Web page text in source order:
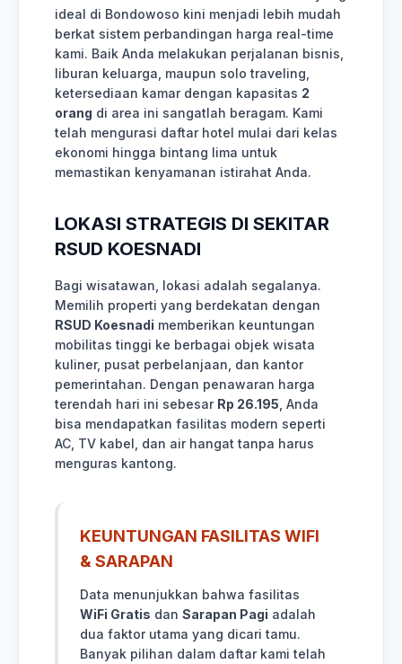
ideal di Bondowoso kini menjadi lebih mudah
berkat sistem perbandingan harga real-time
kami. Baik Anda melakukan perjalanan bisnis,
liburan keluarga, maupun solo traveling,
ketersediaan kamar dengan kapasitas 2
orang di area ini sangatlah beragam. Kami
telah mengurasi daftar hotel mulai dari kelas
ekonomi hingga bintang lima untuk
memastikan kenyamanan istirahat Anda.
LOKASI STRATEGIS DI SEKITAR
RSUD KOESNADI
Bagi wisatawan, lokasi adalah segalanya.
Memilih properti yang berdekatan dengan
RSUD Koesnadi memberikan keuntungan
mobilitas tinggi ke berbagai objek wisata
kuliner, pusat perbelanjaan, dan kantor
pemerintahan. Dengan penawaran harga
terendah hari ini sebesar Rp 26.195 , Anda
bisa mendapatkan fasilitas modern seperti
AC, TV kabel, dan air hangat tanpa harus
menguras kantong.
KEUNTUNGAN FASILITAS WIFI
& SARAPAN
Data menunjukkan bahwa fasilitas
WiFi Gratis dan Sarapan Pagi adalah
dua faktor utama yang dicari tamu.
Banyak pilihan dalam daftar kami telah